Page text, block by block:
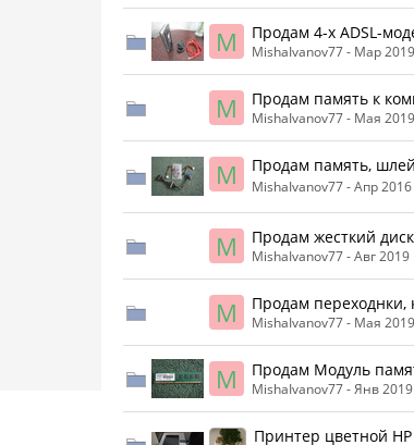
M Продам 4-х ADSL-
MishaIvanov77 - Мар 2019
M Продам память к
MishaIvanov77 - Мая 2019
M Продам память,
MishaIvanov77 -Апр 2016
M Продам жесткий
MishaIvanov77 -Авг 2019
M Продам
MishaIvanov77 - Мая 2019
M Продам Модуль
MishaIvanov77 -Янв 2019
Принтер цветной HP